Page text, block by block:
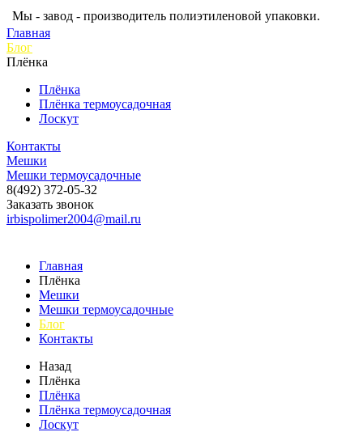
Мы - завод - производитель полиэтиленовой упаковки.
Главная
Блог
Плёнка
Плёнка
Плёнка термоусадочная
Лоскут
Контакты
Мешки
Мешки термоусадочные
8(492) 372-05-32
Заказать звонок
irbispolimer2004@mail.ru
Главная
Плёнка
Мешки
Мешки термоусадочные
Блог
Контакты
Назад
Плёнка
Плёнка
Плёнка термоусадочная
Лоскут